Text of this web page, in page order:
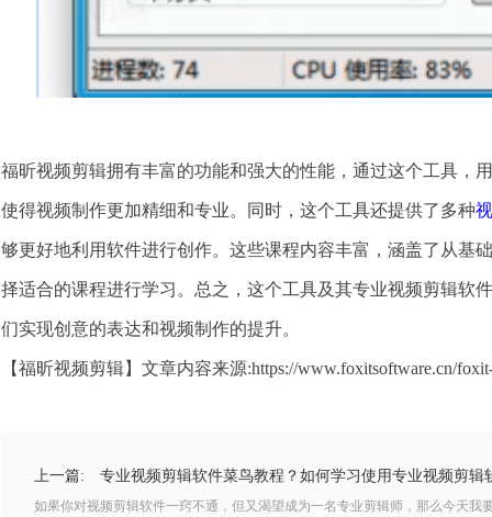
福昕视频剪辑拥有丰富的功能和强大的性能，通过这个工具，
使得视频制作更加精细和专业。同时，这个工具还提供了多种
够更好地利用软件进行创作。这些课程内容丰富，涵盖了从基
择适合的课程进行学习。总之，这个工具及其专业视频剪辑软
们实现创意的表达和视频制作的提升。
【福昕视频剪辑】文章内容来源:https://www.foxitsoftware.cn/
上一篇: 专业视频剪辑软件菜鸟教程？如何学习使用专业视频剪辑
如果你对视频剪辑软件一窍不通，但又渴望成为一名专业剪辑师，那么今天我